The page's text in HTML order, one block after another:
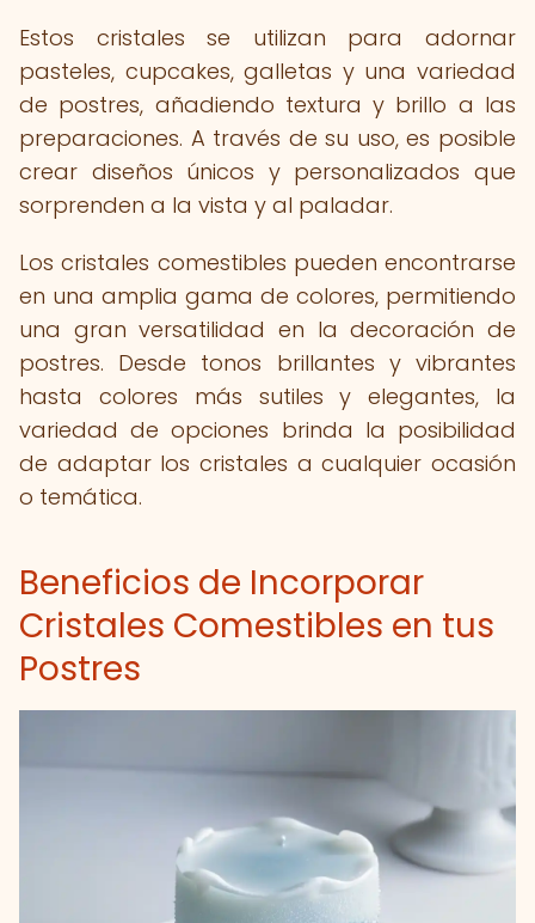
Estos cristales se utilizan para adornar
pasteles, cupcakes, galletas y una variedad
de postres, añadiendo textura y brillo a las
preparaciones. A través de su uso, es posible
crear diseños únicos y personalizados que
sorprenden a la vista y al paladar.
Los cristales comestibles pueden encontrarse
en una amplia gama de colores, permitiendo
una gran versatilidad en la decoración de
postres. Desde tonos brillantes y vibrantes
hasta colores más sutiles y elegantes, la
variedad de opciones brinda la posibilidad
de adaptar los cristales a cualquier ocasión
o temática.
Beneficios de Incorporar
Cristales Comestibles en tus
Postres